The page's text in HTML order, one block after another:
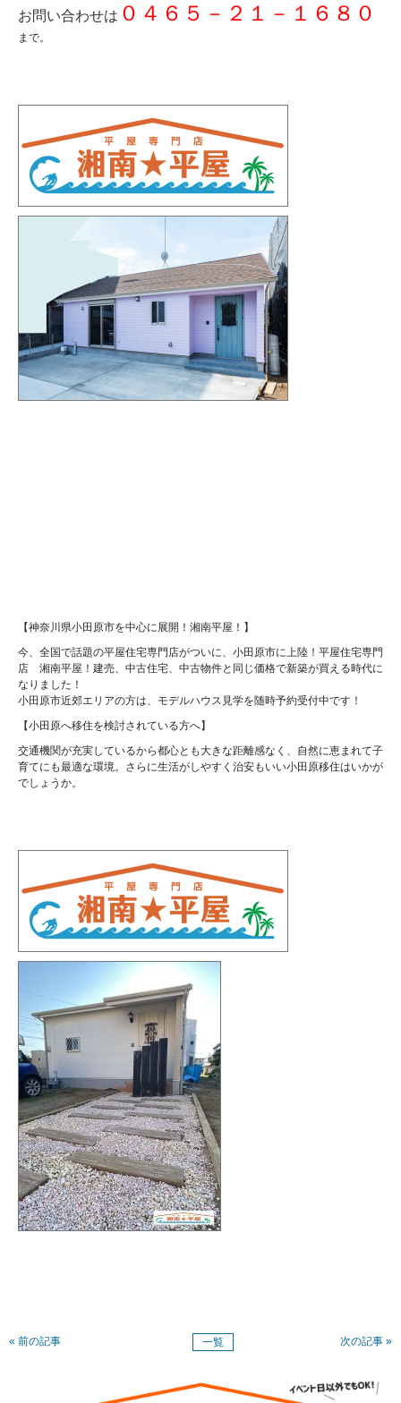
お問い合わせは ０４６５－２１－１６８０
まで。
【神奈川県小田原市を中心に展開！湘南平屋！】
今、全国で話題の平屋住宅専門店がついに、小田原市に上陸！平屋住宅専門
店 湘南平屋！建売、中古住宅、中古物件と同じ価格で新築が買える時代に
なりました！
小田原市近郊エリアの方は、モデルハウス見学を随時予約受付中です！
【小田原へ移住を検討されている方へ】
交通機関が充実しているから都心とも大きな距離感なく、自然に恵まれて子
育てにも最適な環境。さらに生活がしやすく治安もいい小田原移住はいかが
でしょうか。
« 前の記事 一覧 次の記事 »